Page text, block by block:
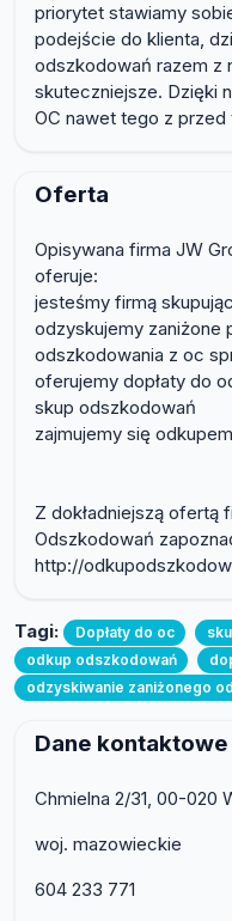
priorytet stawiamy
podejście do klienta,
odszkodowań razem z
skuteczniejsze. Dzięki
OC nawet tego z przed
Oferta
Opisywana firma JW
oferuje:
jesteśmy firmą
odzyskujemy zaniżone
odszkodowania z oc
oferujemy dopłaty do
skup odszkodowań
zajmujemy się
Z dokładniejszą ofertą
Odszkodowań
http://
Tagi: Dopłaty do oc
odkup odszkodowań
odzyskiwanie zaniżonego
Dane kontaktowe
Chmielna 2/31, 00-020
woj. mazowieckie
604 233 771